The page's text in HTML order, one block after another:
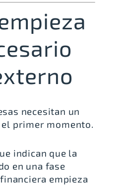
necesitan un
el primer momento.
indican que la
en una fase
empieza